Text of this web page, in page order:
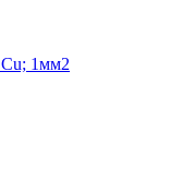
1мм2